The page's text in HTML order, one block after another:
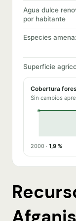
Agua dulce
por habitante
Especies
Superficie
Cobertura
Sin cambios
2000 · 1,9 %